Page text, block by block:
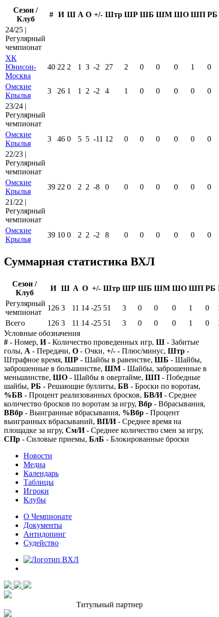
Сезон /
Клуб
# И Ш А О +/- Штр ШР ШБ ШМ ШО ШП РБ
24/25 |
Регулярный
чемпионат
ХК
Юнисон-
Москва
40 22 2 1 3 -2 27 2 0 0 0 1 0
Омские
Крылья
3 26 1 1 2 -2 4 1 0 0 0 0
0
23/24 |
Регулярный
чемпионат
Омские
Крылья
3 46 0 5 5 -11 12 0 0 0 0 0
0
22/23 |
Регулярный
чемпионат
Омские
Крылья
39 22 0 2 2 -8 0 0 0 0 0 0
0
21/22 |
Регулярный
чемпионат
Омские
Крылья
39 10 0 2 2 -2 8 0 0 0 0 0 0
Суммарная статистика ВХЛ
Сезон /
Клуб
И Ш А О +/- Штр ШР ШБ ШМ ШО ШП РБ
Регулярный
чемпионат
126 3 11 14 -25 51 3 0 0 0 1 0
Всего
126 3 11 14 -25 51 3 0 0 0 1 0
Условные обозначения
# - Номер, И- Количество проведенных игр, Ш - Забитые
голы, А - Передачи, О - Очки, +/- - Плюс/минус, Штр -
Штрафное время, ШР - Шайбы в равенстве, ШБ - Шайбы,
заброшенные в большинстве, ШМ - Шайбы, заброшенные в
меньшинстве, ШО - Шайбы в овертайме, ШП - Победные
шайбы, РБ - Решающие буллиты, БВ - Броски по воротам,
%БВ - Процент реализованных бросков, БВ/И- Среднее
количество бросков по воротам за игру, Вбр - Вбрасывания,
ВВбр - Выигранные вбрасывания, %Вбр - Процент
выигранных вбрасываний, ВП/И- Среднее время на
площадке за игру, См/И- Среднее количество смен за игру,
СПр - Силовые приемы, БлБ - Блокированные броски
Новости
Медиа
Календарь
Таблицы
Игроки
Клубы
О Чемпионате
Документы
Антидопинг
Судейство
Титульный партнер